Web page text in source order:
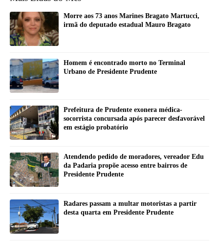
Morre aos 73 anos Marines Bragato Martucci,
irmã do deputado estadual Mauro Bragato
Homem é encontrado morto no Terminal
Urbano de Presidente Prudente
Prefeitura de Prudente exonera médica-
socorrista concursada após parecer desfavorável
em estágio probatório
Atendendo pedido de moradores, vereador Edu
da Padaria propõe acesso entre bairros de
Presidente Prudente
Radares passam a multar motoristas a partir
desta quarta em Presidente Prudente